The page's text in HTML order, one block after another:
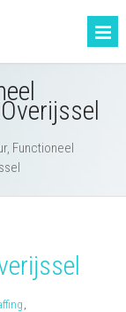
Functioneel
,